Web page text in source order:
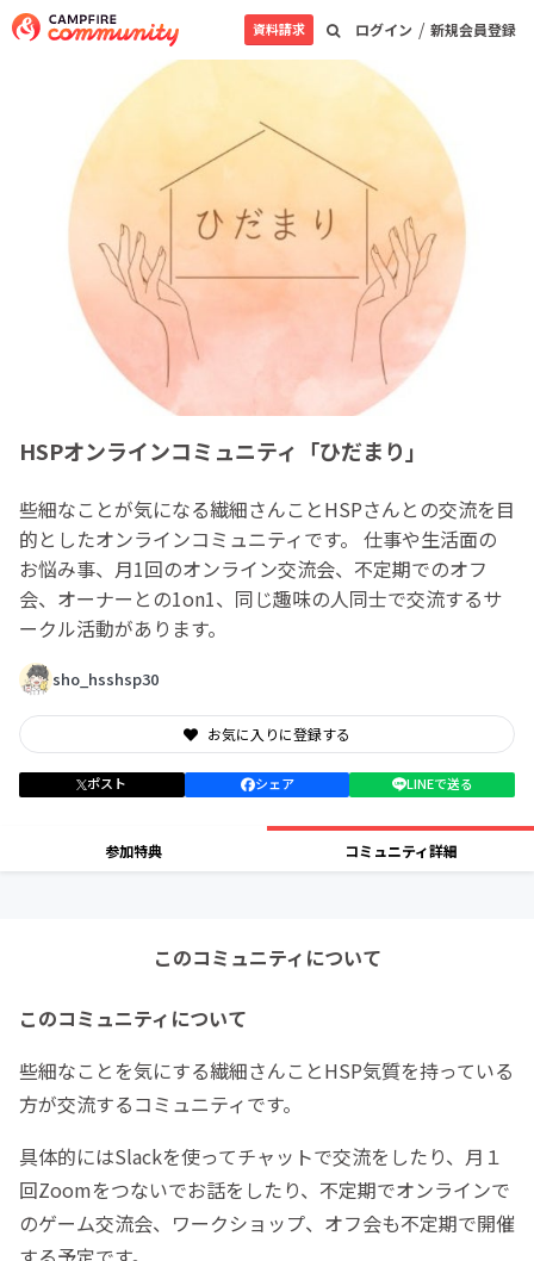
ログイン / 新規会員登録
資料請求
HSPオンラインコミュニティ「ひだまり」
些細なことが気になる繊細さんことHSPさんとの交流を目
的としたオンラインコミュニティです。 仕事や生活面の
お悩み事、月1回のオンライン交流会、不定期でのオフ
会、オーナーとの1on1、同じ趣味の人同士で交流するサ
ークル活動があります。
sho_hsshsp30
お気に入りに登録する
ポスト シェア LINEで送る
参加特典 コミュニティ詳細
このコミュニティについて
このコミュニティについて
些細なことを気にする繊細さんことHSP気質を持っている
方が交流するコミュニティです。
具体的にはSlackを使ってチャットで交流をしたり、月１
回Zoomをつないでお話をしたり、不定期でオンラインで
のゲーム交流会、ワークショップ、オフ会も不定期で開催